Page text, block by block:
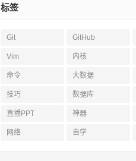
标签
Git GitHub
Vim 内核
命令 大数据
技巧 数据库
直播PPT 神器
网络 自学